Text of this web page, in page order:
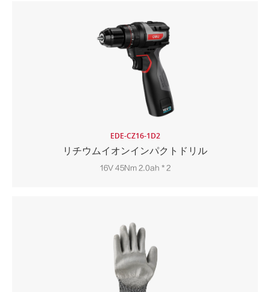
EDE-CZ16-1D2
リチウムイオンインパクトドリル
16V 45Nm 2.0ah * 2